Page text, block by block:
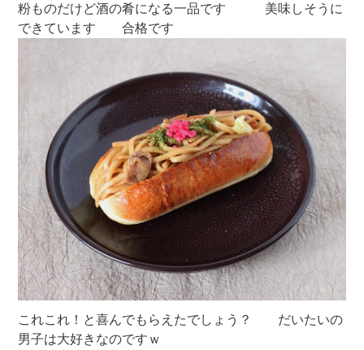
粉ものだけど酒の肴になる一品です 美味しそうに
できています 合格です
これこれ！と喜んでもらえたでしょう？ だいたいの
男子は大好きなのですｗ